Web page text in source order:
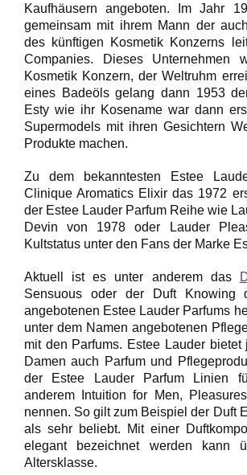
Kaufhäusern angeboten. Im Jahr
gemeinsam mit ihrem Mann der
des künftigen Kosmetik Konzerns
Companies. Dieses
Kosmetik Konzern, der Weltruhm
eines Badeöls gelang dann 1953
Esty wie ihr Kosename war dann
Supermodels mit ihren Gesichtern
Produkte machen.
Zu dem bekanntesten Estee
Clinique Aromatics Elixir das 1972
der Estee Lauder Parfum Reihe wie
Devin von 1978 oder Lauder
Kultstatus unter den Fans der Marke
Aktuell ist es unter anderem das
Sensuous oder der Duft
angebotenen Estee Lauder Parfums
unter dem Namen angebotenen
mit den Parfums. Estee Lauder
Damen auch Parfum und
der Estee Lauder Parfum Linien
anderem Intuition for Men,
nennen. So gilt zum Beispiel der Duft
als sehr beliebt. Mit einer
elegant bezeichnet werden kann
Altersklasse.